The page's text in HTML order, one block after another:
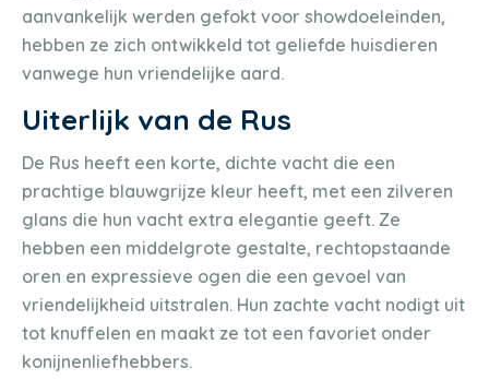
aanvankelijk werden gefokt voor showdoeleinden,
hebben ze zich ontwikkeld tot geliefde huisdieren
vanwege hun vriendelijke aard.
Uiterlijk van de Rus
De Rus heeft een korte, dichte vacht die een
prachtige blauwgrijze kleur heeft, met een zilveren
glans die hun vacht extra elegantie geeft. Ze
hebben een middelgrote gestalte, rechtopstaande
oren en expressieve ogen die een gevoel van
vriendelijkheid uitstralen. Hun zachte vacht nodigt uit
tot knuffelen en maakt ze tot een favoriet onder
konijnenliefhebbers.